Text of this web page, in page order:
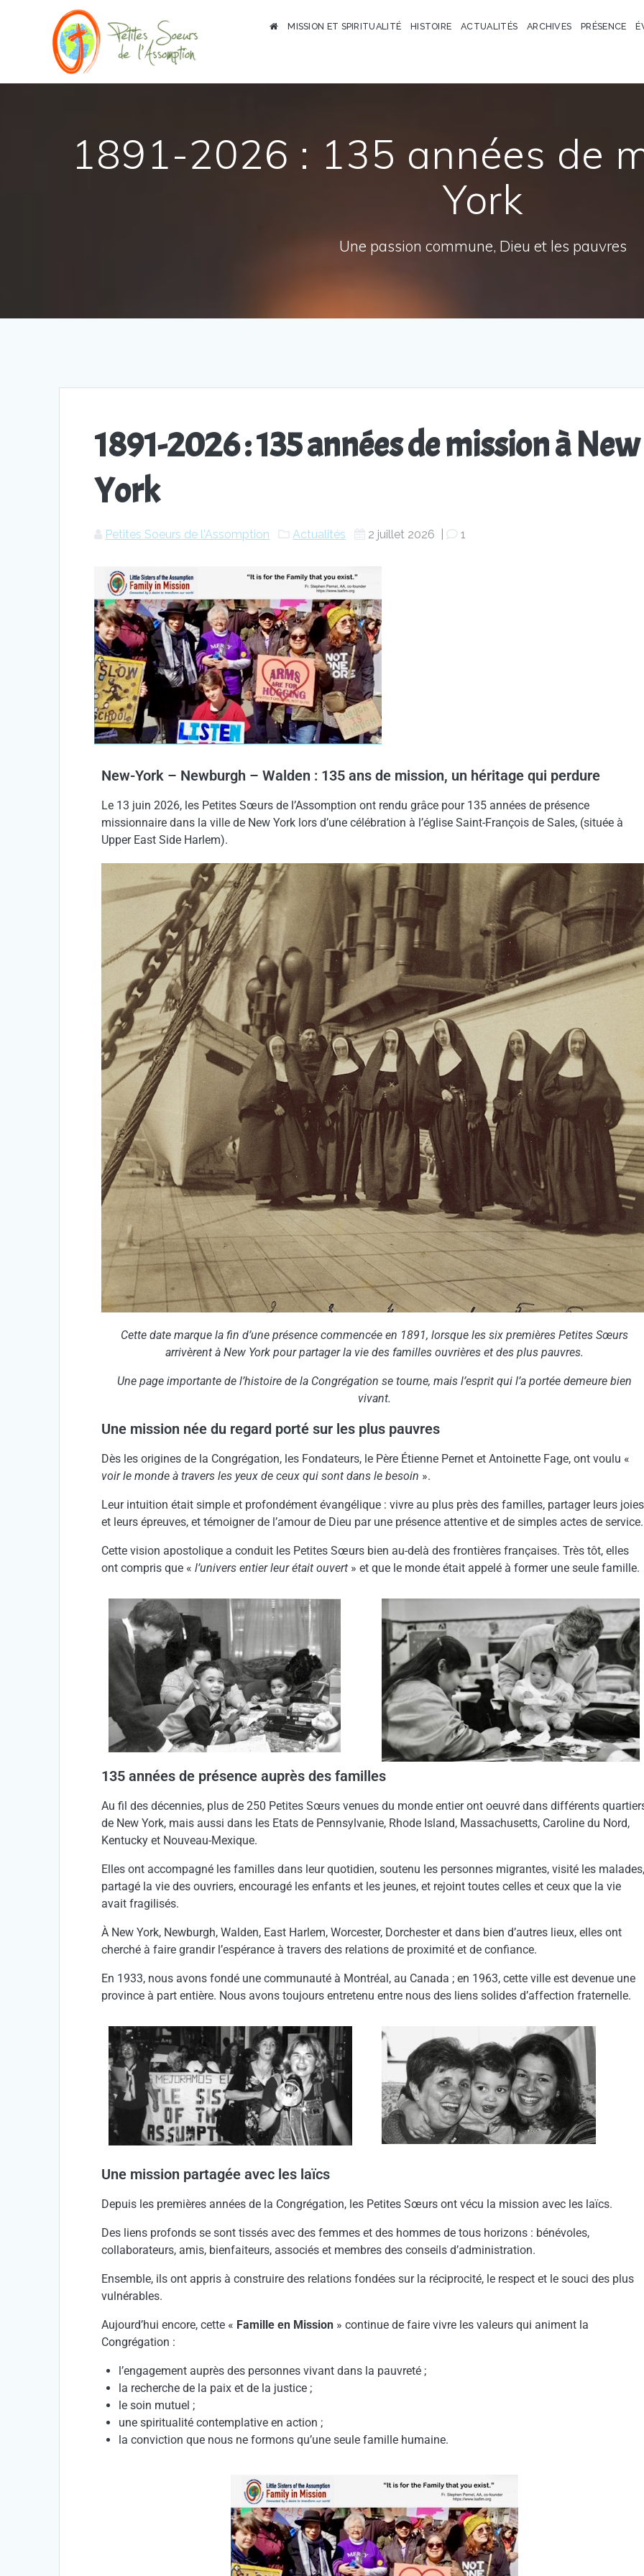
MISSION ET SPIRITUALITÉ HISTOIRE ACTUALITÉS ARCHIVES PRÉSENCE
1891-2026 : 135 années de
York
Une passion commune, Dieu et les pauvres
1891-2026 : 135 années de mission à New
York
Petites Soeurs de l'Assomption Actualités 2 juillet 2026 | 1
New-York – Newburgh – Walden : 135 ans de mission, un héritage qui perdure
Le 13 juin 2026, les Petites Sœurs de l’Assomption ont rendu grâce pour 135 années de présence
missionnaire dans la ville de New York lors d’une célébration à l’église Saint-François de Sales, (située à
Upper East Side Harlem).
Cette date marque la fin d’une présence commencée en 1891, lorsque les six premières Petites Sœurs
arrivèrent à New York pour partager la vie des familles ouvrières et des plus pauvres.
Une page importante de l’histoire de la Congrégation se tourne, mais l’esprit qui l’a portée demeure bien
vivant.
Une mission née du regard porté sur les plus pauvres
Dès les origines de la Congrégation, les Fondateurs, le Père Étienne Pernet et Antoinette Fage, ont voulu «
voir le monde à travers les yeux de ceux qui sont dans le besoin ».
Leur intuition était simple et profondément évangélique : vivre au plus près des familles, partager leurs joies
et leurs épreuves, et témoigner de l’amour de Dieu par une présence attentive et de simples actes de service.
Cette vision apostolique a conduit les Petites Sœurs bien au-delà des frontières françaises. Très tôt, elles
ont compris que «l’univers entier leur était ouvert » et que le monde était appelé à former une seule famille.
135 années de présence auprès des familles
Au fil des décennies, plus de 250 Petites Sœurs venues du monde entier ont oeuvré dans différents
de New York, mais aussi dans les Etats de Pennsylvanie, Rhode Island, Massachusetts, Caroline du Nord,
Kentucky et Nouveau-Mexique.
Elles ont accompagné les familles dans leur quotidien, soutenu les personnes migrantes, visité les
partagé la vie des ouvriers, encouragé les enfants et les jeunes, et rejoint toutes celles et ceux que la vie
avait fragilisés.
À New York, Newburgh, Walden, East Harlem, Worcester, Dorchester et dans bien d’autres lieux, elles ont
cherché à faire grandir l’espérance à travers des relations de proximité et de confiance.
En 1933, nous avons fondé une communauté à Montréal, au Canada ; en 1963, cette ville est devenue une
province à part entière. Nous avons toujours entretenu entre nous des liens solides d’affection fraternelle.
Une mission partagée avec les laïcs
Depuis les premières années de la Congrégation, les Petites Sœurs ont vécu la mission avec les laïcs.
Des liens profonds se sont tissés avec des femmes et des hommes de tous horizons : bénévoles,
collaborateurs, amis, bienfaiteurs, associés et membres des conseils d’administration.
Ensemble, ils ont appris à construire des relations fondées sur la réciprocité, le respect et le souci des plus
vulnérables.
Aujourd’hui encore, cette « Famille en Mission » continue de faire vivre les valeurs qui animent la
Congrégation :
l’engagement auprès des personnes vivant dans la pauvreté ;
la recherche de la paix et de la justice ;
le soin mutuel ;
une spiritualité contemplative en action ;
la conviction que nous ne formons qu’une seule famille humaine.